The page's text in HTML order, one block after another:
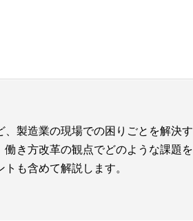
製造業の現場での困りごとを解決す
き方改革の観点でどのような課題を
も含めて解説します。